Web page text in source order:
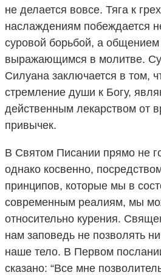
не делается вовсе. Тяга к
наслаждениям побеждается
суровой борьбой, а общением
выражающимся в молитве.
Силуана заключается в том,
стремление души к Богу,
действенным лекарством от
привычек.
В Святом Писании прямо не
однако косвенно,
принципов, которые мы в
современным реалиям, мы
относительно курения.
нам заповедь не позволять
наше тело. В Первом
сказано: “Все мне